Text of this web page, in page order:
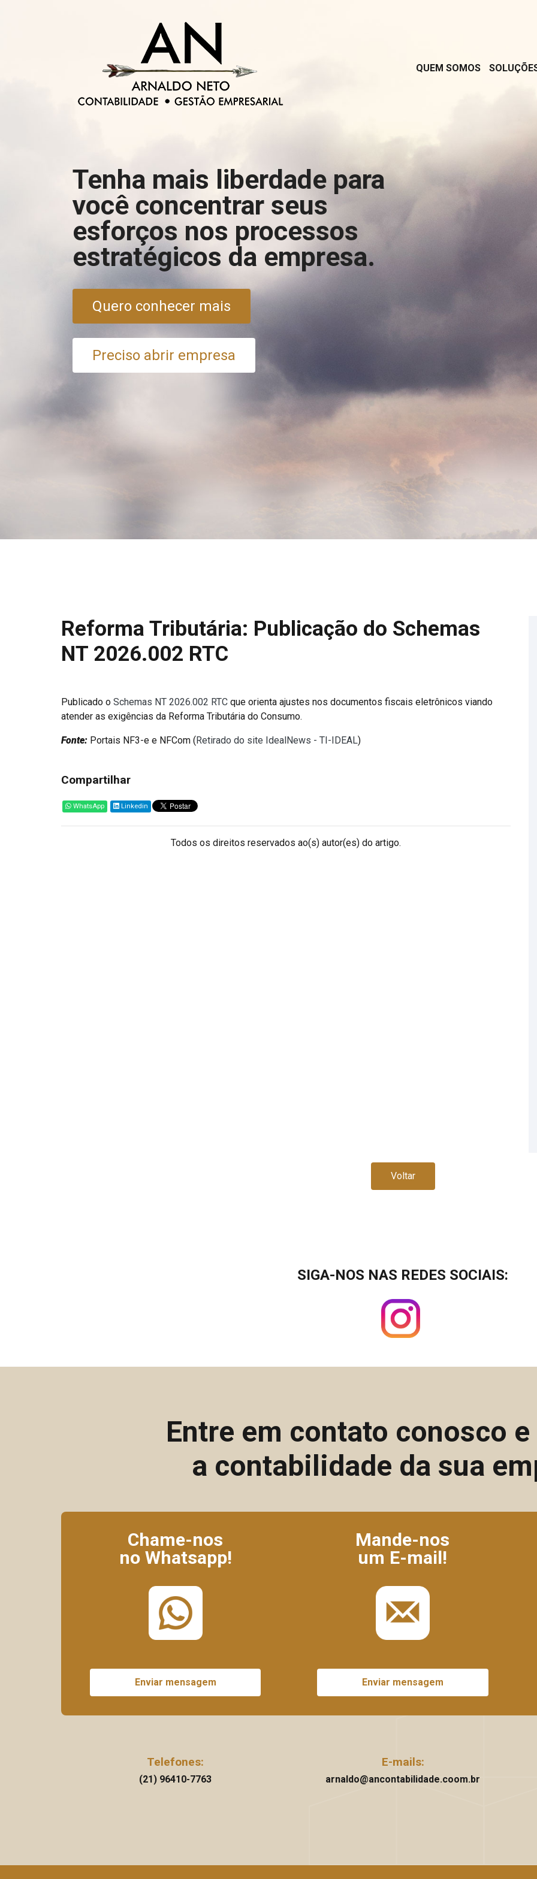
QUEM SOMOS
Tenha mais liberdade para
você concentrar seus
esforços nos processos
estratégicos da empresa.
Quero conhecer mais
Preciso abrir empresa
Reforma Tributária: Publicação do Schemas
NT 2026.002 RTC
Publicado o Schemas NT 2026.002 RTC que orienta ajustes nos documentos fiscais eletrônicos viando
atender as exigências da Reforma Tributária do Consumo.
Fonte: Portais NF3-e e NFCom (Retirado do site IdealNews - TI-IDEAL)
Compartilhar
WhatsApp Linkedin
Todos os direitos reservados ao(s) autor(es) do artigo.
Voltar
SIGA-NOS NAS REDES SOCIAIS:
Entre em contato conosco
a contabilidade da sua
Chame-nos
no Whatsapp!
Enviar mensagem
Mande-nos
um E-mail!
Enviar mensagem
Telefones:
(21) 96410-7763
E-mails:
arnaldo@ancontabilidade.coom.br